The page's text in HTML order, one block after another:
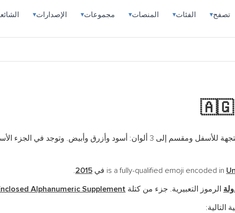
تصفح▾ الفئات▾ المنصات▾ مجموعات▾ الإصدارات▾
🇦🇬
إيموجي علم أنتيغا وباربودا يتكون من خلفية حمراء عليها مثلث متجهة للأسفل ومقسم إلى 3
2015
.
الرموز التعبيرية. جزء من كتلة Alphanumeric Supplement
التالية: